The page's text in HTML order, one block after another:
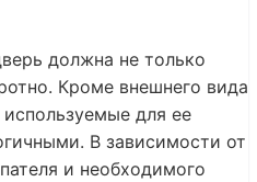
должна не только
Кроме внешнего вида
для ее
В зависимости от
и необходимого